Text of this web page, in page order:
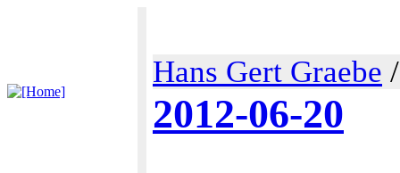
Hans Gert Graebe
2012-06-20